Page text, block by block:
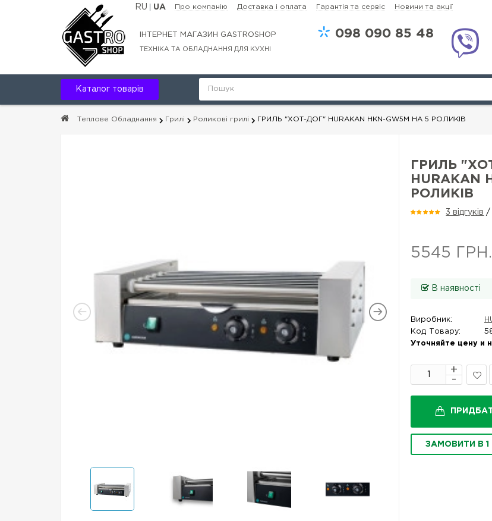
ІНТЕРНЕТ МАГАЗИН GASTROSHOP
ТЕХНІКА ТА ОБЛАДНАННЯ ДЛЯ КУХНІ
RU UA Про компанію Доставка і оплата Гарантія та сервіс Новини та акції
098 090 85 48
Каталог товарів
Теплове Обладнання Грилі Роликові грилі ГРИЛЬ "ХОТ-ДОГ" HURAKAN HKN-GW5M НА 5 РОЛИКІВ
ГРИЛЬ
HURAKAN
РОЛИКІВ
3 відгуків /
5545 ГРН.
В наявності
Виробник:
Код Товару:
Уточняйте цену и
ЗАМОВИТИ В 1